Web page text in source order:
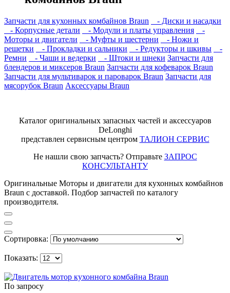
Запчасти для кухонных комбайнов Braun
- Диски и насадки
- Корпусные детали
- Модули и платы управления
-
Моторы и двигатели
- Муфты и шестерни
- Ножи и
решетки
- Прокладки и сальники - Редукторы и шкивы
-
Ремни
- Чаши и ведерки - Штоки и шнеки Запчасти для
блендеров и миксеров Braun Запчасти для кофеварок Braun
Запчасти для мультиварок и пароварок Braun Запчасти для
мясорубок Braun Аксессуары Braun
Каталог оригинальных запасных частей и аксессуаров
DeLonghi
представлен сервисным центром ТАЛИОН СЕРВИС
Не нашли свою запчасть? Отправьте ЗАПРОС
КОНСУЛЬТАНТУ
Оригинальные Моторы и двигатели для кухонных комбайнов
Braun с доставкой. Подбор запчастей по каталогу
производителя.
Сортировка:
Показать:
По запросу